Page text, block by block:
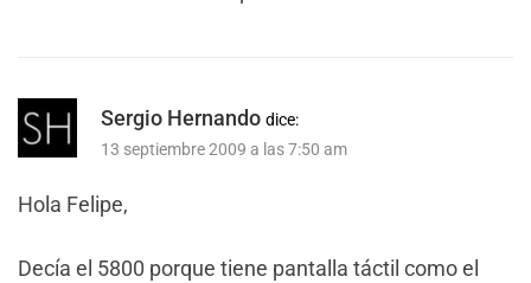
Sergio Hernando dice:
13 septiembre 2009 a las 7:50 am
Hola Felipe,
Decía el 5800 porque tiene pantalla táctil como el